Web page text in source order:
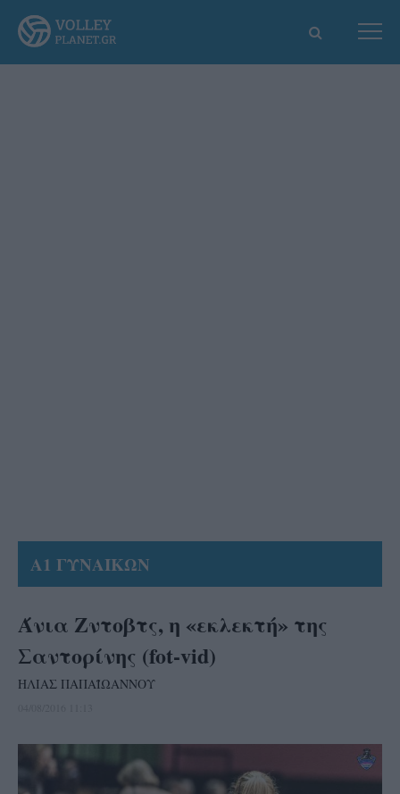
Α1 ΓΥΝΑΙΚΩΝ
Άνια Ζντοβτς, η «εκλεκτή» της
Σαντορίνης (fot-vid)
ΗΛΙΑΣ ΠΑΠΑΪΩΑΝΝΟΥ